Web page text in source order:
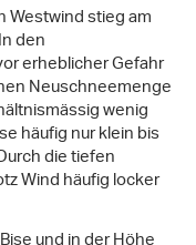
stieg am
den
erheblicher Gefahr
Neuschneemenge
wenig
häufig nur klein bis
die tiefen
Wind häufig locker